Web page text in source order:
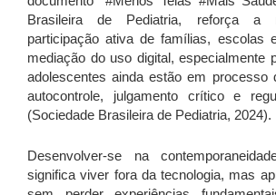
Brasileira de Pediatria, reforça a
participação ativa de famílias, escolas
mediação do uso digital, especialmente
adolescentes ainda estão em processo
autocontrole, julgamento crítico e
(Sociedade Brasileira de Pediatria, 2024).
Desenvolver-se na
significa viver fora da tecnologia, mas